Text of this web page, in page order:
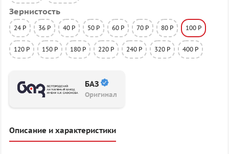
Зернистость
24 P 36 P 40 P 50 P 60 P 70 P 80 P 100 P
120 P 150 P 180 P 220 P 240 P 320 P 400 P
БАЗ
Оригинал
Описание и характеристики